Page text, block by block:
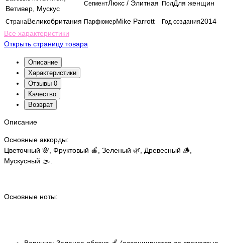
Ветивер, Мускус
СегментЛюкс / Элитная ПолДля женщин
СтранаВеликобритания ПарфюмерMike Parrott Год создания2014
Все характеристики
Открыть страницу товара
Описание
Характеристики
Отзывы 0
Качество
Возврат
Описание
Основные аккорды:
Цветочный 🌸, Фруктовый 🍎, Зеленый 🌿, Древесный 🪵,
Мускусный 🌫️.
Основные ноты: